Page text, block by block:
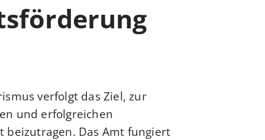
verfolgt das Ziel, zur
und erfolgreichen
Das Amt fungiert